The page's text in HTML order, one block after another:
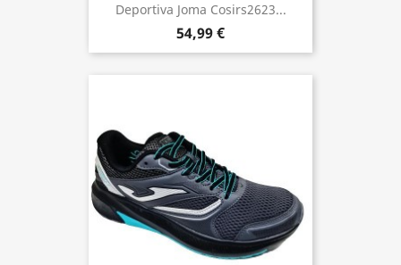
Deportiva Joma Cosirs2623...
54,99 €